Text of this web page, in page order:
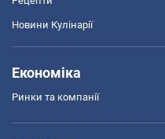
Новини Кулінарії
Економіка
Ринки та компанії